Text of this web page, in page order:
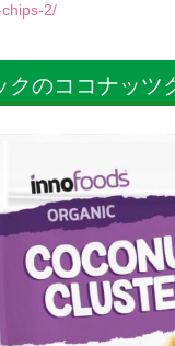
2/
クのココナッツ